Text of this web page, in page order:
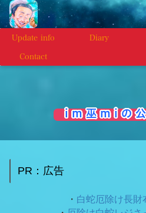
Update info Diary
Contact
i m 巫 m i の
PR：広告
・ 白蛇厄除け長財